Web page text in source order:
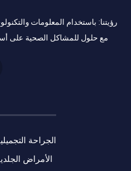
رؤيتنا: باستخدام المعلومات
مع حلول للمشاكل الصحية على
الجراحة
الأمراض